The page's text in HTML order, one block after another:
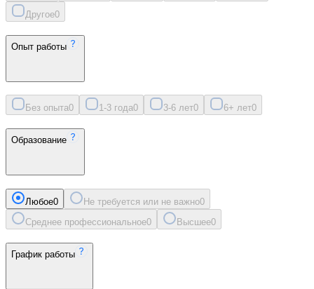
Другое0
Опыт работы
Без опыта0 1-3 года0 3-6 лет0 6+ лет0
Образование
Любое0 Не требуется или не важно0
Среднее профессиональное0 Высшее0
График работы